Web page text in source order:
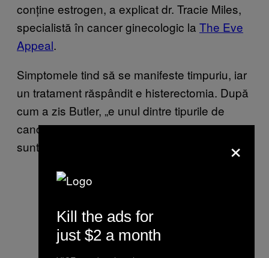
conține estrogen, a explicat dr. Tracie Miles,
specialistă în cancer ginecologic la The Eve
Appeal.
Simptomele tind să se manifeste timpuriu, iar
un tratament răspândit e histerectomia. După
cum a zis Butler, „e unul dintre tipurile de
cancer cel mai ușor de tratat, iar rezultatele
sunt de obicei bune.”
×
Kill the ads for
just $2 a month